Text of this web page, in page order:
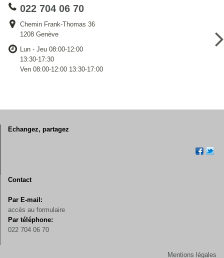
022 704 06 70
Chemin Frank-Thomas 36
1208 Genève
Lun - Jeu 08:00-12:00
13:30-17:30
Ven 08:00-12:00 13:30-17:00
Echangez, partagez
Contact
Par E-mail:
accès au formulaire
Par téléphone:
022 704 06 70
Mentions légales